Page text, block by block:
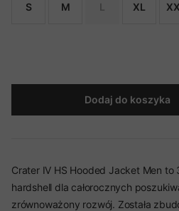
S M L XL
Dodaj do koszyka
Crater IV HS Hooded Jacket Men
hardshell dla całorocznych
zrównoważony rozwój. Została